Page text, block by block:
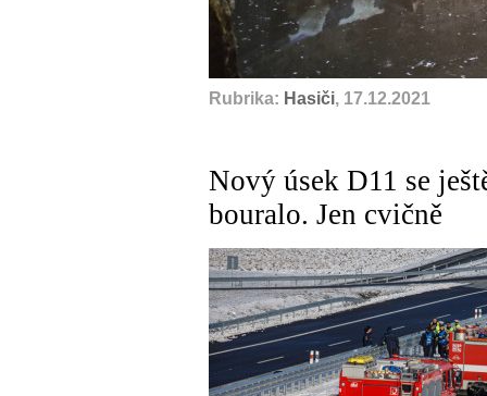
Rubrika: Hasiči, 17.12.2021
Nový úsek D11 se
bouralo. Jen cvičně